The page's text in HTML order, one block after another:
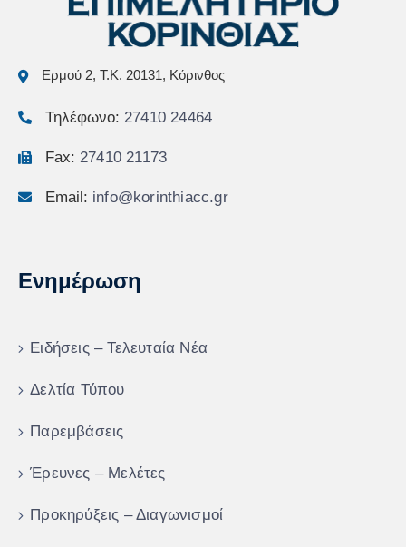
Ερμού 2, Τ.Κ. 20131, Κόρινθος
Τηλέφωνο: 27410 24464
Fax: 27410 21173
Email: info@korinthiacc.gr
Ενημέρωση
Ειδήσεις – Τελευταία Νέα
Δελτία Τύπου
Παρεμβάσεις
Έρευνες – Μελέτες
Προκηρύξεις – Διαγωνισμοί